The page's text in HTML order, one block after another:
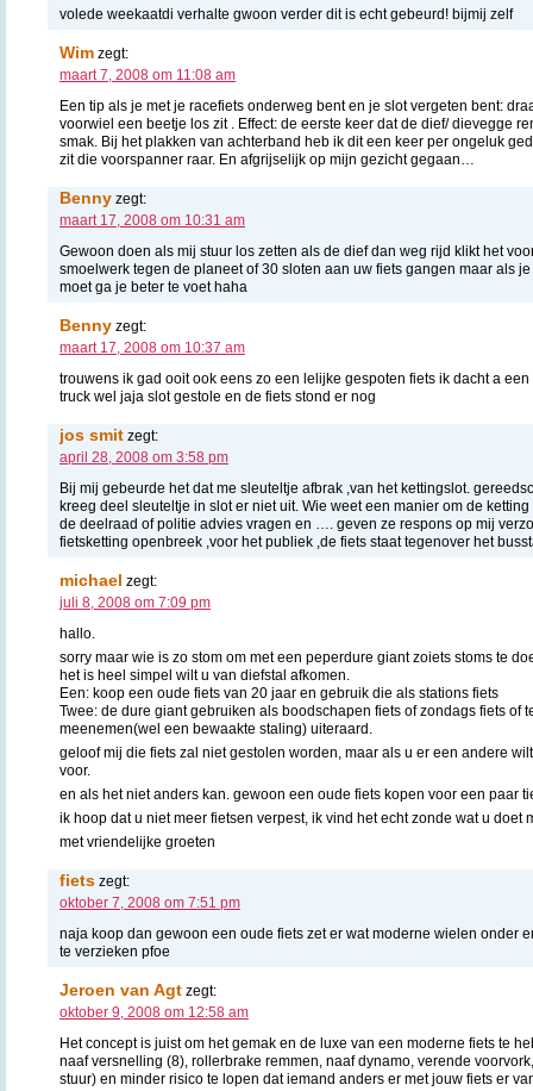
volede weekaatdi verhalte gwoon verder dit is echt gebeurd! bijmij zelf
Wim zegt:
maart 7, 2008 om 11:08 am
Een tip als je met je racefiets onderweg bent en je slot vergeten bent:
voorwiel een beetje los zit . Effect: de eerste keer dat de dief/ dievegge
smak. Bij het plakken van achterband heb ik dit een keer per ongeluk
zit die voorspanner raar. En afgrijselijk op mijn gezicht gegaan…
Benny zegt:
maart 17, 2008 om 10:31 am
Gewoon doen als mij stuur los zetten als de dief dan weg rijd klikt het
smoelwerk tegen de planeet of 30 sloten aan uw fiets gangen maar als
moet ga je beter te voet haha
Benny zegt:
maart 17, 2008 om 10:37 am
trouwens ik gad ooit ook eens zo een lelijke gespoten fiets ik dacht a
truck wel jaja slot gestole en de fiets stond er nog
jos smit zegt:
april 28, 2008 om 3:58 pm
Bij mij gebeurde het dat me sleuteltje afbrak ,van het kettingslot.
kreeg deel sleuteltje in slot er niet uit. Wie weet een manier om de
de deelraad of politie advies vragen en …. geven ze respons op mij
fietsketting openbreek ,voor het publiek ,de fiets staat tegenover het
michael zegt:
juli 8, 2008 om 7:09 pm
hallo.
sorry maar wie is zo stom om met een peperdure giant zoiets stoms te
het is heel simpel wilt u van diefstal afkomen.
Een: koop een oude fiets van 20 jaar en gebruik die als stations fiets
Twee: de dure giant gebruiken als boodschapen fiets of zondags fiets of
meenemen(wel een bewaakte staling) uiteraard.
geloof mij die fiets zal niet gestolen worden, maar als u er een andere
voor.
en als het niet anders kan. gewoon een oude fiets kopen voor een paar
ik hoop dat u niet meer fietsen verpest, ik vind het echt zonde wat u doet
met vriendelijke groeten
fiets zegt:
oktober 7, 2008 om 7:51 pm
naja koop dan gewoon een oude fiets zet er wat moderne wielen onder
te verzieken pfoe
Jeroen van Agt zegt:
oktober 9, 2008 om 12:58 am
Het concept is juist om het gemak en de luxe van een moderne fiets te
naaf versnelling (8), rollerbrake remmen, naaf dynamo, verende
stuur) en minder risico te lopen dat iemand anders er met jouw fiets er